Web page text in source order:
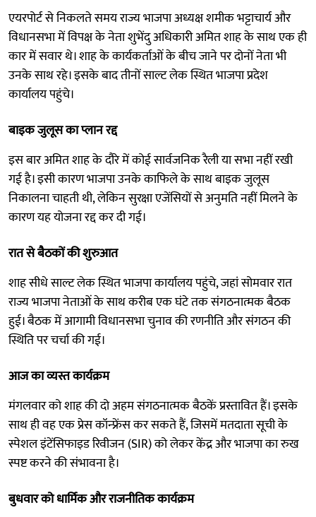
एयरपोर्ट से निकलते समय राज्य भाजपा अध्यक्ष शमीक भट्टाचार्य और
विधानसभा में विपक्ष के नेता शुभेंदु अधिकारी अमित शाह के साथ एक ही
कार में सवार थे। शाह के कार्यकर्ताओं के बीच जाने पर दोनों नेता भी
उनके साथ रहे। इसके बाद तीनों साल्ट लेक स्थित भाजपा प्रदेश
कार्यालय पहुंचे।
बाइक जुलूस का प्लान रद्द
इस बार अमित शाह के दौरे में कोई सार्वजनिक रैली या सभा नहीं रखी
गई है। इसी कारण भाजपा उनके काफिले के साथ बाइक जुलूस
निकालना चाहती थी, लेकिन सुरक्षा एजेंसियों से अनुमति नहीं मिलने के
कारण यह योजना रद्द कर दी गई।
रात से बैठकों की शुरुआत
शाह सीधे साल्ट लेक स्थित भाजपा कार्यालय पहुंचे, जहां सोमवार रात
राज्य भाजपा नेताओं के साथ करीब एक घंटे तक संगठनात्मक बैठक
हुई। बैठक में आगामी विधानसभा चुनाव की रणनीति और संगठन की
स्थिति पर चर्चा की गई।
आज का व्यस्त कार्यक्रम
मंगलवार को शाह की दो अहम संगठनात्मक बैठकें प्रस्तावित हैं। इसके
साथ ही वह एक प्रेस कॉन्फ्रेंस कर सकते हैं, जिसमें मतदाता सूची के
स्पेशल इंटेंसिफाइड रिवीजन (SIR) को लेकर केंद्र और भाजपा का रुख
स्पष्ट करने की संभावना है।
बुधवार को धार्मिक और राजनीतिक कार्यक्रम